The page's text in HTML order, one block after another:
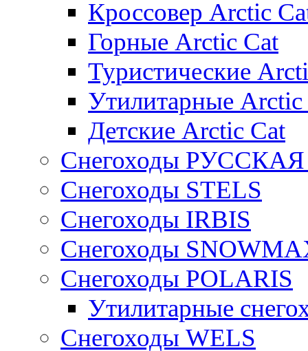
Кроссовер Arctic
Горные Arctic Cat
Туристические
Утилитарные
Детские Arctic Cat
Снегоходы
Снегоходы STELS
Снегоходы IRBIS
Снегоходы
Снегоходы POLARIS
Утилитарные
Cнегоходы WELS